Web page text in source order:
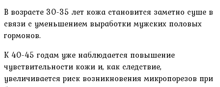
В возрасте 30-35 лет кожа становится заметно суше в
связи с уменьшением выработки мужских половых
гормонов.
К 40-45 годам уже наблюдается повышение
чувствительности кожи и, как следствие,
увеличивается риск возникновения микропорезов при